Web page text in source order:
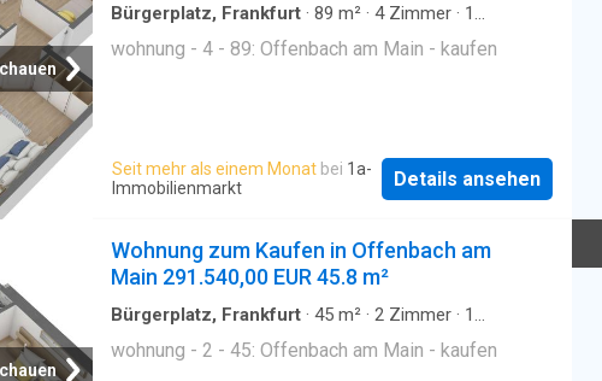
Bürgerplatz, Frankfurt · 89 m² · 4Zimmer · 1
Etagenwohnung
wohnung - 4 - 89: Offenbach am Main - kaufen
Seit mehr als einem Monat bei 1a-
Immobilienmarkt
Details ansehen
Wohnung zum Kaufen in Offenbach am
Main 291.540,00 EUR 45.8 m²
Bürgerplatz, Frankfurt · 45 m² · 2 Zimmer · 1
Etagenwohnung
wohnung - 2 - 45: Offenbach am Main - kaufen